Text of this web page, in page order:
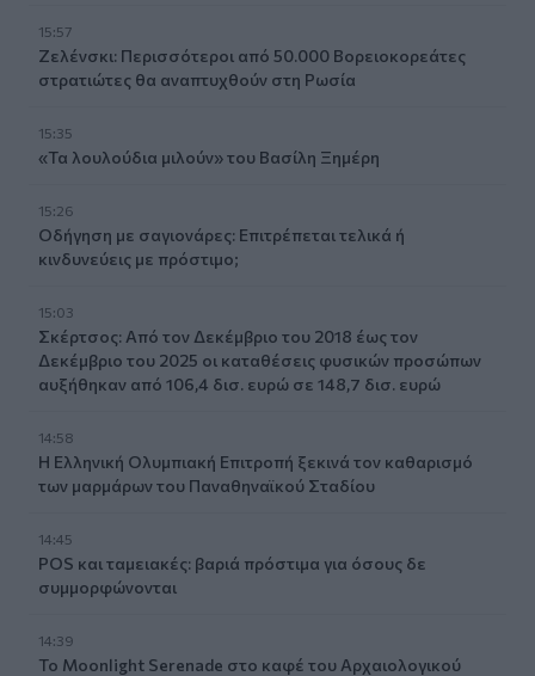
15:57
Ζελένσκι: Περισσότεροι από 50.000 Βορειοκορεάτες
στρατιώτες θα αναπτυχθούν στη Ρωσία
15:35
«Τα λουλούδια μιλούν» του Βασίλη Ξημέρη
15:26
Οδήγηση με σαγιονάρες: Επιτρέπεται τελικά ή
κινδυνεύεις με πρόστιμο;
15:03
Σκέρτσος: Από τον Δεκέμβριο του 2018 έως τον
Δεκέμβριο του 2025 οι καταθέσεις φυσικών προσώπων
αυξήθηκαν από 106,4 δισ. ευρώ σε 148,7 δισ. ευρώ
14:58
Η Ελληνική Ολυμπιακή Επιτροπή ξεκινά τον καθαρισμό
των μαρμάρων του Παναθηναϊκού Σταδίου
14:45
POS και ταμειακές: βαριά πρόστιμα για όσους δε
συμμορφώνονται
14:39
To Moonlight Serenade στο καφέ του Αρχαιολογικού